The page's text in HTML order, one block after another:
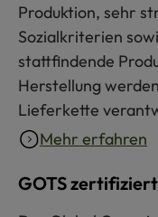
Produktion, sehr
Sozialkriterien
stattfindende
Herstellung
Lieferkette
Mehr erfahren
GOTS zertifiziert